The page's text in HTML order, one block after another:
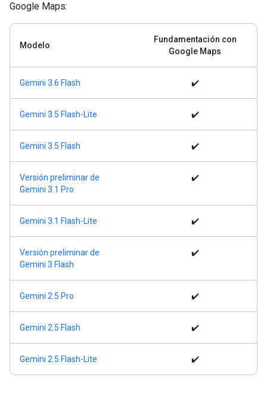
Google Maps:
Modelo
Fundamentación con
Google Maps
Gemini 3.6 Flash ✔️
Gemini 3.5 Flash-Lite ✔️
Gemini 3.5 Flash ✔️
Versión preliminar de
Gemini 3.1 Pro
✔️
Gemini 3.1 Flash-Lite ✔️
Versión preliminar de
Gemini 3 Flash
✔️
Gemini 2.5 Pro ✔️
Gemini 2.5 Flash ✔️
Gemini 2.5 Flash-Lite ✔️